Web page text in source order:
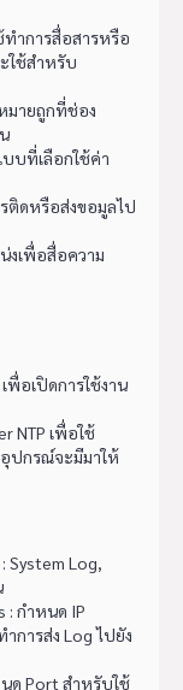
ำการสื่อสารหรือ
ใช้สำหรับ
มายถูกที่ช่อง
บบที่เลือกใช้ค่า
ติดหรือส่งขอมูลไป
งเพื่อสื่อความ
พื่อเปิดการใช้งาน
NTP เพื่อใช้
ปกรณ์จะมีมาให้
System Log,
: กำหนด IP
การส่ง Log ไปยัง
ด Port สำหรับใช้